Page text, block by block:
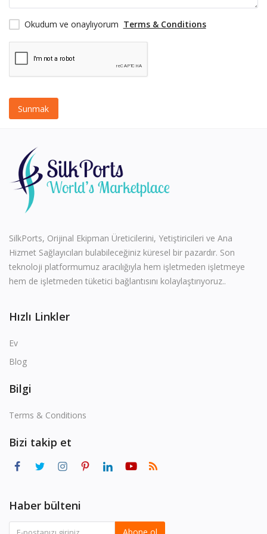
sağlık ve güzellik
Vehicles
Gifts and Crafts
Kitchen
Rubber and Plastics
For Dropshippers
Blog
Dil
French Español Turkish
Okudum ve onaylıyorum Terms & Conditions
Sunmak
SilkPorts, Orijinal Ekipman Üreticilerini, Yetiştiricileri ve Ana
Hizmet Sağlayıcıları bulabileceğiniz küresel bir pazardır. Son
teknoloji platformumuz aracılığıyla hem işletmeden işletmeye
hem de işletmeden tüketici bağlantısını kolaylaştırıyoruz..
Hızlı Linkler
Ev
Blog
Bilgi
Terms & Conditions
Bizi takip et
Haber bülteni